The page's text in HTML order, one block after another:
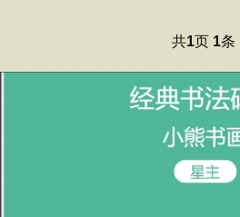
共1页 1条